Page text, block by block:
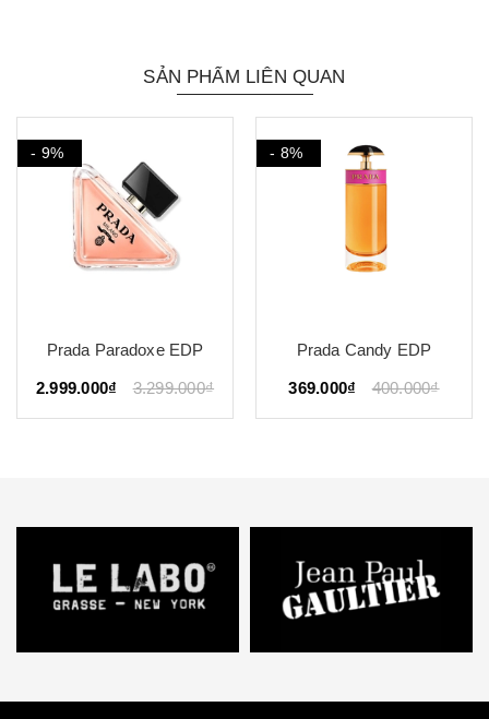
SẢN PHẨM LIÊN QUAN
- 9%
Prada Paradoxe EDP
2.999.000₫ 3.299.000₫
- 8%
Prada Candy EDP
369.000₫ 400.000₫